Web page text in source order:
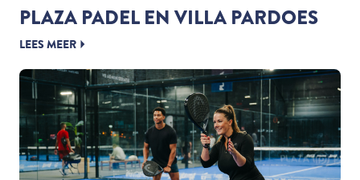
PLAZA PADEL EN VILLA PARDOES
LEES MEER